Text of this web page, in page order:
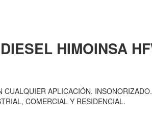
HIMOINSA
CUALQUIER APLICACIÓN.
COMERCIAL Y RESIDENCIAL.